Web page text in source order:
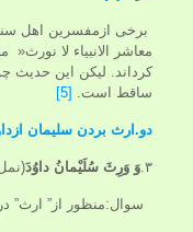
برخی ازمفسرین اهل
معاشر الانبياء لا نورث«
کرداند. لیکن این حديث
ساقط است. [5]
دو.ارث بردن سلیمان
۳. وَ وَرِثَ سُلَيْمانُ داوُدَ(نمل :۱۶) سليمان
سوال:منظور از” ارث”